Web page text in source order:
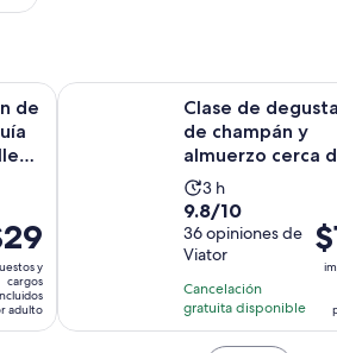
de
y
cargos
adulto
un guía amigable en el valle del
Clase de
de champán y
almuerzo cerca
Epernay
La
actividad
dura
3
horas
3 h
9.8
de
10
con
36
opiniones
9.8/10
36 opiniones de
Viator
Cancelación
gratuita disponible
El
es
de
Clase de degustación de